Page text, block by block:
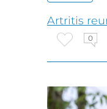
Artritis
0